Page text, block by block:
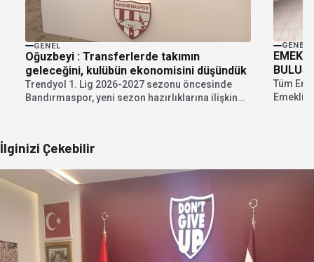
GENEL
Oğuzbeyi : Transferlerde takımın
geleceğini, kulübün ekonomisini düşündük
Trendyol 1. Lig 2026-2027 sezonu öncesinde
Bandırmaspor, yeni sezon hazırlıklarına ilişkin
GENEL
Tüm
İlginizi Çekebilir